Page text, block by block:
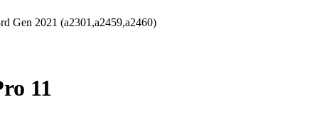
Gen 2021 (a2301,a2459,a2460)
11